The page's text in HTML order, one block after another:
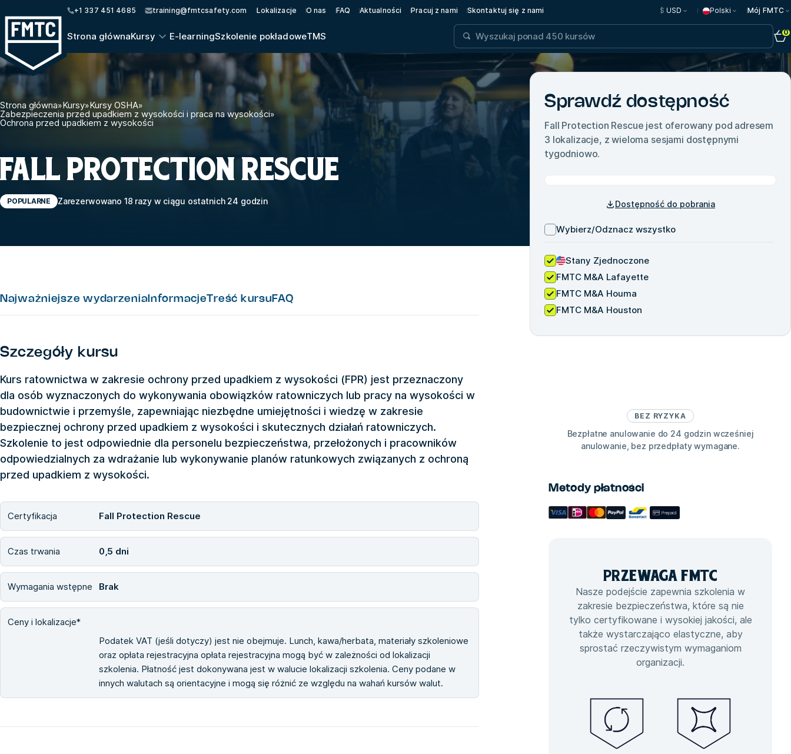
+1 337 451 4685 training@fmtcsafety.com Lokalizacje O nas FAQ Aktualności Pracuj z nami Skontaktuj się z nami $ USD Polski Mój FMTC
Strona głównaKursy E-learningSzkolenie pokładoweTMS 0
Strona główna»Kursy»Kursy OSHA»
Zabezpieczenia przed upadkiem z wysokości i praca na wysokości»
Ochrona przed upadkiem z wysokości
FALL PROTECTION RESCUE
POPULARNE Zarezerwowano 18 razy w ciągu ostatnich 24 godzin
Najważniejsze wydarzenia Informacje Treść kursu FAQ
Szczegóły kursu
Kurs ratownictwa w zakresie ochrony przed upadkiem z wysokości (FPR) jest przeznaczony
dla osób wyznaczonych do wykonywania obowiązków ratowniczych lub pracy na wysokości w
budownictwie i przemyśle, zapewniając niezbędne umiejętności i wiedzę w zakresie
bezpiecznej ochrony przed upadkiem z wysokości i skutecznych działań ratowniczych.
Szkolenie to jest odpowiednie dla personelu bezpieczeństwa, przełożonych i pracowników
odpowiedzialnych za wdrażanie lub wykonywanie planów ratunkowych związanych z ochroną
przed upadkiem z wysokości.
Certyfikacja Fall Protection Rescue
Czas trwania 0,5 dni
Wymagania wstępne Brak
Ceny i lokalizacje*
Podatek VAT (jeśli dotyczy) jest nie obejmuje. Lunch, kawa/herbata, materiały szkoleniowe
oraz opłata rejestracyjna opłata rejestracyjna mogą być w zależności od lokalizacji
szkolenia. Płatność jest dokonywana jest w walucie lokalizacji szkolenia. Ceny podane w
innych walutach są orientacyjne i mogą się różnić ze względu na wahań kursów walut.
Sprawdź dostępność
Fall Protection Rescue jest oferowany pod adresem
3 lokalizacje, z wieloma sesjami dostępnymi
tygodniowo.
Dostępność do pobrania
Wybierz/Odznacz wszystko
Stany Zjednoczone
FMTC M&A Lafayette
FMTC M&A Houma
FMTC M&A Houston
BEZ RYZYKA
Bezpłatne anulowanie do 24 godzin wcześniej
anulowanie, bez przedpłaty wymagane.
Metody płatności
PRZEWAGA FMTC
Nasze podejście zapewnia szkolenia w
zakresie bezpieczeństwa, które są nie
tylko certyfikowane i wysokiej jakości, ale
także wystarczająco elastyczne, aby
sprostać rzeczywistym wymaganiom
organizacji.